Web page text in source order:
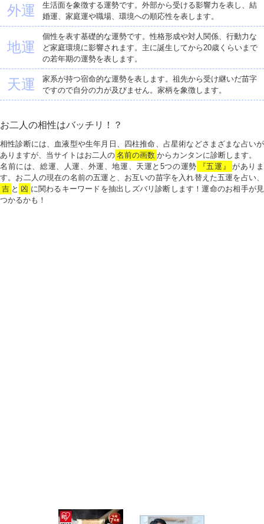
外運
生活面を象徴する運勢です。外部から受ける影響力を表し、結
婚運、家庭運や職場、環境への順応性を表します。
地運
個性を表す基礎的な運勢です。性格形成や対人関係、行動力な
ど家庭環境に影響されます。主に誕生してから20歳くらいまで
の若年期の運勢を表します。
天運
家系が持つ宿命的な運勢を表します。祖先から受け継いだ苗字
ですので自分の力が及びません。家柄を象徴します。
お二人の相性はバッチリ！？
相性診断には、血液型や生年月日、四柱推命、占星術などさまざまな占いが
ありますが、当サイトはお二人の 名前の画数 からカンタンに診断します。
名前には、総運、人運、外運、地運、天運と5つの運勢
『五運』
がありま
す。お二人の現在の名前の五運と、お互いの苗字を入れ替えた五運を占い、
吉 と 凶 に関わるキーワードを抽出しズバリ診断します！運命のお相手が見
つかるかも！